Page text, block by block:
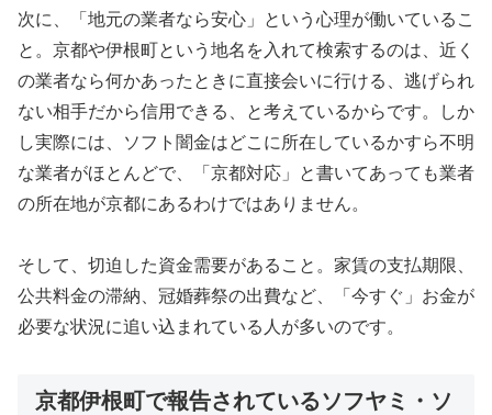
次に、「地元の業者なら安心」という心理が働いているこ
と。京都や伊根町という地名を入れて検索するのは、近く
の業者なら何かあったときに直接会いに行ける、逃げられ
ない相手だから信用できる、と考えているからです。しか
し実際には、ソフト闇金はどこに所在しているかすら不明
な業者がほとんどで、「京都対応」と書いてあっても業者
の所在地が京都にあるわけではありません。
そして、切迫した資金需要があること。家賃の支払期限、
公共料金の滞納、冠婚葬祭の出費など、「今すぐ」お金が
必要な状況に追い込まれている人が多いのです。
京都伊根町で報告されているソフヤミ・ソ